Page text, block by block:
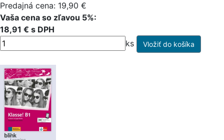
Predajná cena: 19,90 €
Vaša cena so zľavou 5%:
18,91 € s DPH
ks